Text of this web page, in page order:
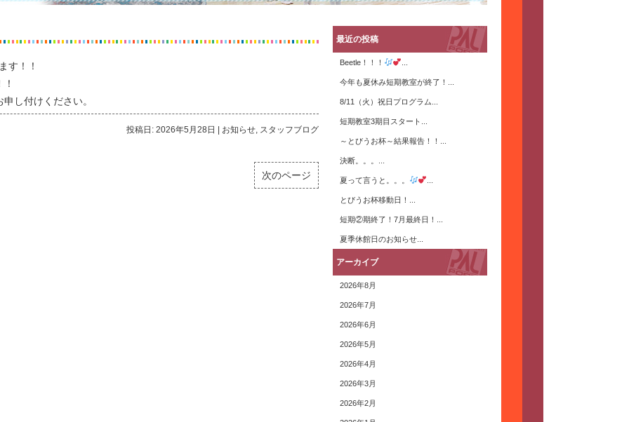
す！！
し付けください。
投稿日: 2026年5月28日 お知らせ, スタッフブログ
次のページ
最近の投稿
Beetle！！！
今年も夏休み短期教室が終了！...
8/11（火）祝日プログラム...
短期教室3期目スタート...
～とびうお杯～結果報告！！...
決断。。。...
夏って言うと。。。
とびうお杯移動日！...
短期②期終了！7月最終日！...
夏季休館日のお知らせ...
アーカイブ
2026年8月
2026年7月
2026年6月
2026年5月
2026年4月
2026年3月
2026年2月